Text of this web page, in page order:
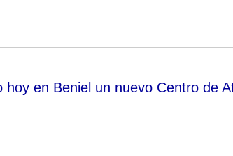
en Beniel un nuevo Centro de